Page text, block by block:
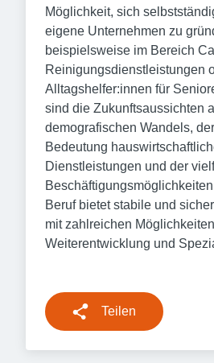
Möglichkeit, sich
eigene Unternehmen zu
beispielsweise im Bereich
Reinigungsdienstleistungen
Alltagshelfer:innen für
sind die Zukunftsaussichten
demografischen Wandels,
Bedeutung
Dienstleistungen und der
Beruf bietet stabile und
mit zahlreichen
Weiterentwicklung und
Teilen